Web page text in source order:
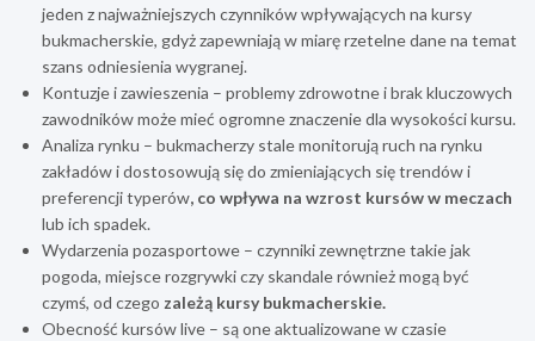
jeden z najważniejszych czynników wpływających na kursy
bukmacherskie, gdyż zapewniają w miarę rzetelne dane na temat
szans odniesienia wygranej.
Kontuzje i zawieszenia – problemy zdrowotne i brak kluczowych
zawodników może mieć ogromne znaczenie dla wysokości kursu.
Analiza rynku – bukmacherzy stale monitorują ruch na rynku
zakładów i dostosowują się do zmieniających się trendów i
preferencji typerów, co wpływa na wzrost kursów w meczach
lub ich spadek.
Wydarzenia pozasportowe – czynniki zewnętrzne takie jak
pogoda, miejsce rozgrywki czy skandale również mogą być
czymś, od czego zależą kursy bukmacherskie.
Obecność kursów live – są one aktualizowane w czasie